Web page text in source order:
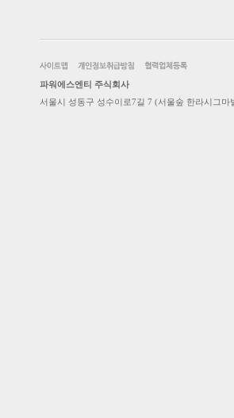
파워에스엔티 주식회사
서울시 성동구 성수이로7길 7 (서울숲 한라시그